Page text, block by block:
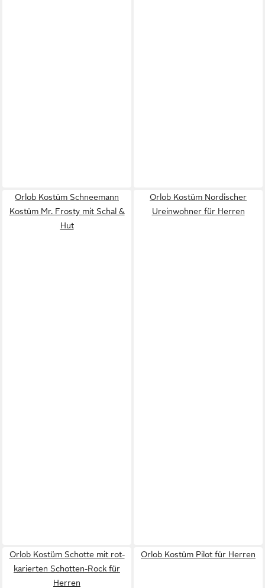
Orlob Kostüm Schneemann
Kostüm Mr. Frosty mit Schal &
Hut
Orlob Kostüm Nordischer
Ureinwohner für Herren
Orlob Kostüm Schotte mit rot-
karierten Schotten-Rock für
Herren
Orlob Kostüm Pilot für Herren